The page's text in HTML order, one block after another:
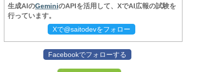
生成AIのGeminiのAPIを活用して、XでAI広報の試験を
行っています。
Xで@saitodevをフォロー
Facebookでフォローする